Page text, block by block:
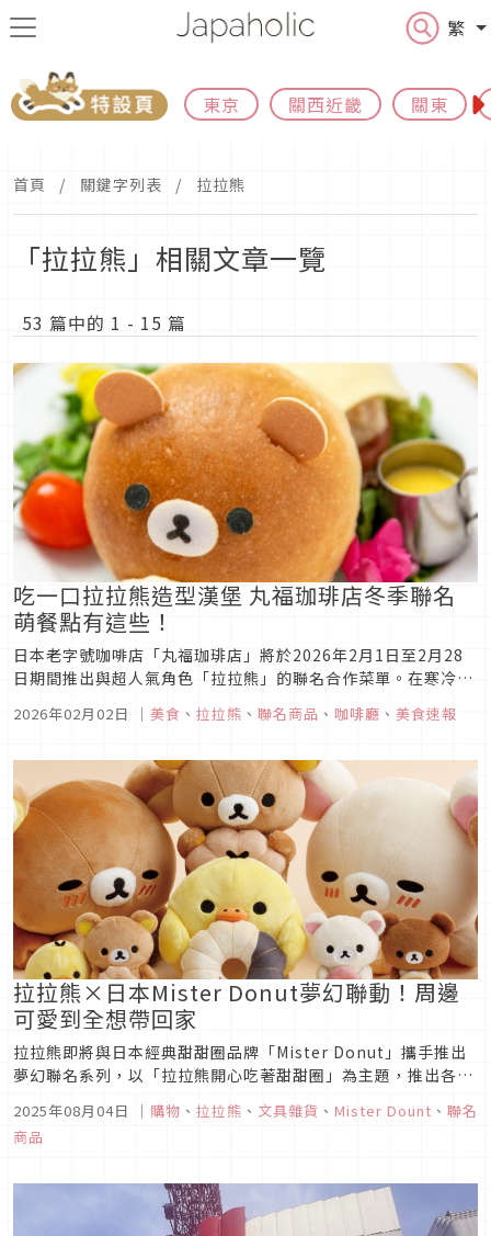
繁
東京 關西近畿 關東
首頁 關鍵字列表 拉拉熊
「拉拉熊」相關文章一覽
53 篇中的 1 - 15 篇
吃一口拉拉熊造型漢堡 丸福珈琲店冬季聯名
萌餐點有這些！
日本老字號咖啡店「丸福珈琲店」將於2026年2月1日至2月28
日期間推出與超人氣角色「拉拉熊」的聯名合作菜單。在寒冷的
光吧！
2026年02月02日 ｜ 美食 、 拉拉熊 、 聯名商品 、 咖啡廳 、 美食速報
拉拉熊×日本Mister Donut夢幻聯動！周邊
可愛到全想帶回家
拉拉熊即將與日本經典甜甜圈品牌「Mister Donut」攜手推出
夢幻聯名系列，以「拉拉熊開心吃著甜甜圈」為主題，推出各種
療癒周邊。商品預計將於 2025 年 9 月上旬在全日本實體通路與
官方網路商店正式開賣，喜歡拉拉熊的朋友們，9月一定要來日
本掃貨一番！
2025年08月04日 ｜ 購物 、 拉拉熊 、 文具雜貨 、 Mister Dount 、 聯名
商品